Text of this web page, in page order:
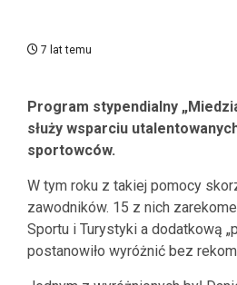
7 lat temu
Program stypendialny
służy wsparciu
sportowców.
W tym roku z takiej pomocy
zawodników. 15 z nich
Sportu i Turystyki a dodatkową
postanowiło wyróżnić bez